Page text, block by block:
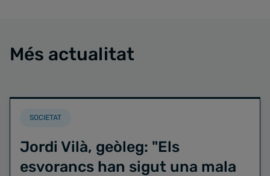
Més actualitat
SOCIETAT
Jordi Vilà, geòleg: "Els
esvorancs han sigut una mala